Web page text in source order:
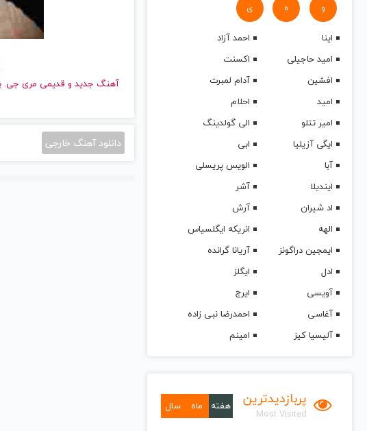
و ه ی
اینا
احمد آزاد
امید حاجیلی
اکسنت
افشین
آدام لمبرت
امید
احلام
امیر تتلو
الی گولدینگ
ایگی آزیلیا
ابی
آبا
الویس پریسلی
ایندیلا
آشر
اد شیران
آرش
الهه
انریکه ایگلسیاس
ایمجین دراگونز
آریانا گرانده
ادل
ایگلز
آویسی
ایرج
آغاسی
احمدرضا نبی زاده
آلیسیا کیز
امینم
پربازدیدترین
Most Visited
هفته ماه سال
آهنگ جدید
دانلود آهنگ خارجی